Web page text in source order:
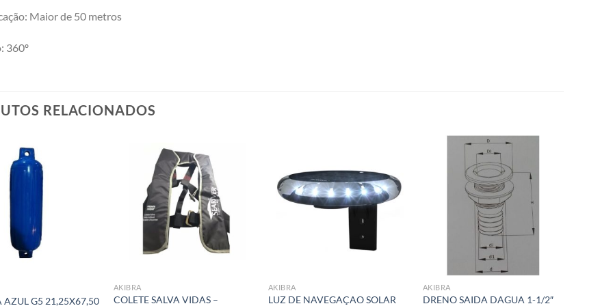
Maior de 50 metros
360º
RELACIONADOS
AZUL G5 21,25X67,50
AKIBRA
COLETE SALVA VIDAS –
Add to
wishlist
AKIBRA
LUZ DE NAVEGAÇAO SOLAR
Add to
wishlist
AKIBRA
DRENO SAIDA DAGUA 1-1/2″